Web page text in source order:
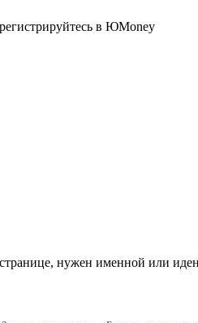
в ЮMoney
странице, нужен именной или